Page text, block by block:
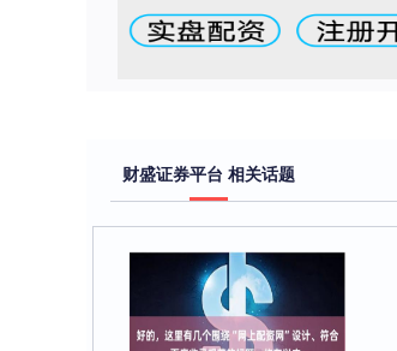
财盛证券平台 相关话题